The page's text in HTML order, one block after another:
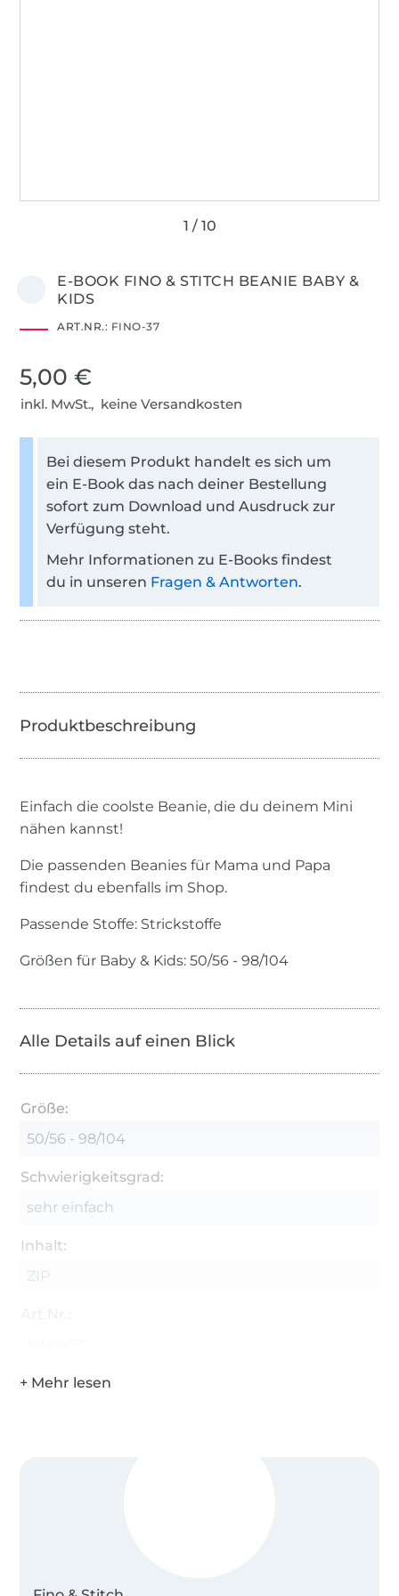
E-BOOK FINO & STITCH BEANIE BABY &
KIDS
ART.NR.: FINO-37
5,00 €
inkl. MwSt., keine Versandkosten
Bei diesem Produkt handelt es sich um
ein E-Book das nach deiner Bestellung
sofort zum Download und Ausdruck zur
Verfügung steht.
Mehr Informationen zu E-Books findest
du in unseren Fragen & Antworten.
Einfach die coolste Beanie, die du deinem Mini
nähen kannst!
Die passenden Beanies für Mama und Papa
findest du ebenfalls im Shop.
Passende Stoffe: Strickstoffe
Größen für Baby & Kids: 50/56 - 98/104
Alle Details auf einen Blick
Größe:
50/56 - 98/104
Schwierigkeitsgrad:
sehr einfach
Inhalt:
ZIP